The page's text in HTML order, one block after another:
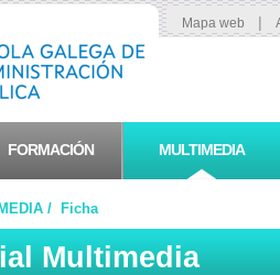
Mapa web |
FORMACIÓN MULTIMEDIA
/ Ficha
Multimedia